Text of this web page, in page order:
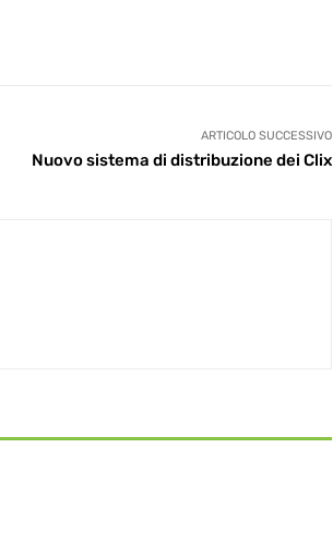
ARTICOLO SUCCESSIVO
Nuovo sistema di distribuzione dei Clix